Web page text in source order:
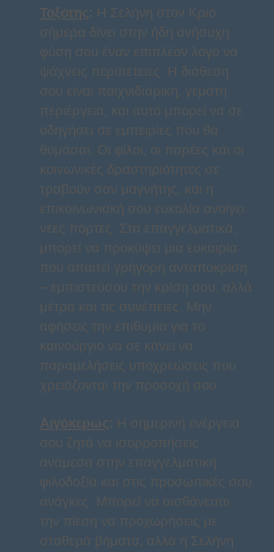
Τοξότης: Η Σελήνη στον Κριό
σήμερα δίνει στην ήδη ανήσυχη
φύση σου έναν επιπλέον λόγο να
ψάχνεις περιπέτειες. Η διάθεση
σου είναι παιχνιδιάρικη, γεμάτη
περιέργεια, και αυτό μπορεί να σε
οδηγήσει σε εμπειρίες που θα
θυμάσαι. Οι φίλοι, οι παρέες και οι
κοινωνικές δραστηριότητες σε
τραβούν σαν μαγνήτης, και η
επικοινωνιακή σου ευκολία ανοίγει
νέες πόρτες. Στα επαγγελματικά,
μπορεί να προκύψει μια ευκαιρία
που απαιτεί γρήγορη ανταπόκριση
– εμπιστεύσου την κρίση σου, αλλά
μέτρα και τις συνέπειες. Μην
αφήσεις την επιθυμία για το
καινούργιο να σε κάνει να
παραμελήσεις υποχρεώσεις που
χρειάζονται την προσοχή σου.
Αιγόκερως: Η σημερινή ενέργεια
σου ζητά να ισορροπήσεις
ανάμεσα στην επαγγελματική
φιλοδοξία και στις προσωπικές σου
ανάγκες. Μπορεί να αισθάνεσαι
την πίεση να προχωρήσεις με
σταθερά βήματα, αλλά η Σελήνη